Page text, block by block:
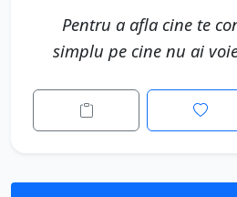
Pentru a afla cine te
simplu pe cine nu ai